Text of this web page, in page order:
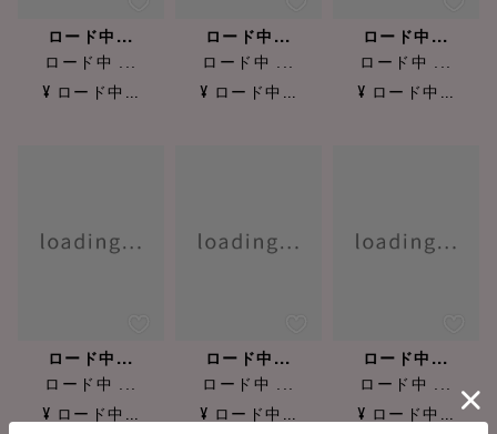
ロード中...
ロード中 ...
¥ ロード中...
ロード中...
ロード中 ...
¥ ロード中...
ロード中...
ロード中 ...
¥ ロード中...
ロード中...
ロード中 ...
¥ ロード中...
ロード中...
ロード中 ...
¥ ロード中...
ロード中...
ロード中 ...
¥ ロード中...